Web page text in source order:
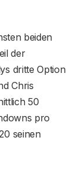
beiden
der
dritte Option
Chris
50
pro
seinen